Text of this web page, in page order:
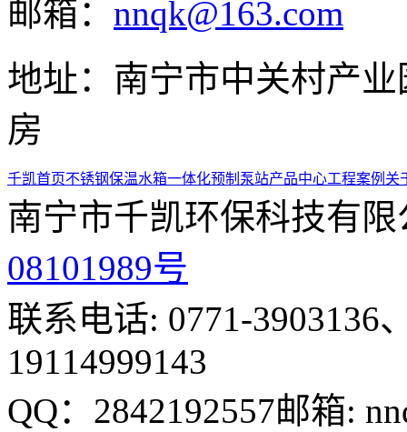
邮箱： nnqk@163.com
地址：南宁市中关村产
房
千凯首页不锈钢保温水箱一体化预制泵站产品中心工程案例 关
南宁市千凯环保科技有限
08101989号
联系电话: 0771-3903136
19114999143
QQ：2842192557邮箱: